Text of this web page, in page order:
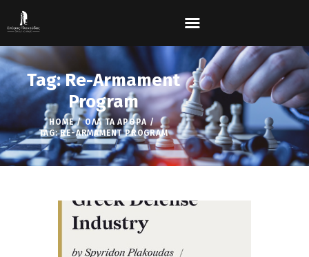
Tag: Re-Armament
Program
HOME
ΌΛΑ ΤΑ ΆΡΘΡΑ
TAG: RE-ARMAMENT PROGRAM